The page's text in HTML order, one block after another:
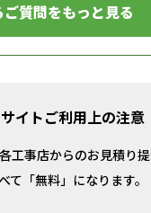
質問をもっと見る
サイトご利用上の注意
工事店からのお見積り
て「無料」になります。